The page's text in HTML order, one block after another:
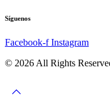
Síguenos
Facebook-f Instagram
© 2026 All Rights